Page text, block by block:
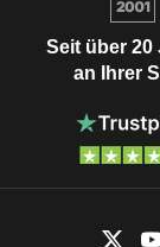
Seit über 20
an Ihrer